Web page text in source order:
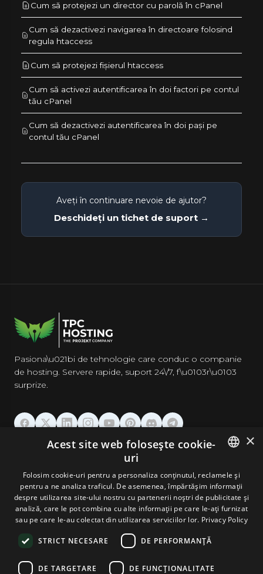
Cum să protejezi un director cu parolă în cPanel
Cum să dezactivezi navigarea în directoare folosind
regula htaccess
Cum să protejezi fișierul htaccess
Cum să activezi autentificarea în doi factori pe contul
tău cPanel
Cum să dezactivezi autentificarea în doi pași pe
contul tău cPanel
Aveți în continuare nevoie de ajutor?
Deschideți un tichet de suport →
Pasiona\u021bi de tehnologie care conduc o companie
de hosting. Servere rapide, suport 24\/7, f\u0103r\u0103
surprize.
GĂZDUIRE
DOMENII & EMAIL
UNELTE & SECURITATE
COMPANIE
ENGLISH
GERMAN
ROMANIAN
×
Acest site web folosește cookie-
uri
Folosim cookie-uri pentru a personaliza conținutul, reclamele și
pentru a ne analiza traficul. De asemenea, împărtășim informații
despre utilizarea site-ului nostru cu partenerii noștri de publicitate și
analiză, care le pot combina cu alte informații pe care le-ați furnizat
sau pe care le-au colectat din utilizarea serviciilor lor. Privacy Policy
STRICT NECESARE DE PERFORMANȚĂ
DE TARGETARE DE FUNCŢIONALITATE